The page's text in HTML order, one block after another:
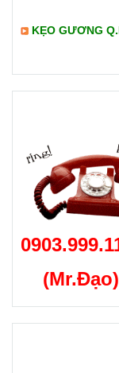
KẸO GƯƠNG
(Mr.Đạo)